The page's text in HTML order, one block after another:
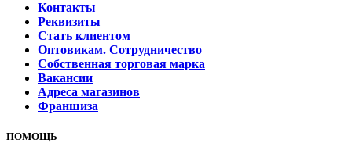
Контакты
Реквизиты
Стать клиентом
Оптовикам. Сотрудничество
Собственная торговая марка
Вакансии
Адреса магазинов
Франшиза
ПОМОЩЬ